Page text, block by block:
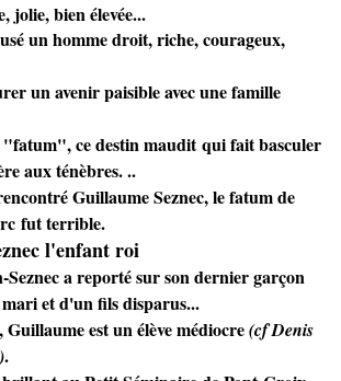
jolie, bien élevée...
un homme droit, riche, courageux,
un avenir paisible avec une famille
"fatum", ce destin maudit qui fait basculer
aux ténèbres. ..
Guillaume Seznec, le fatum de
fut terrible.
l'enfant roi
a reporté sur son dernier garçon
et d'un fils disparus...
est un élève médiocre(cf Denis
.